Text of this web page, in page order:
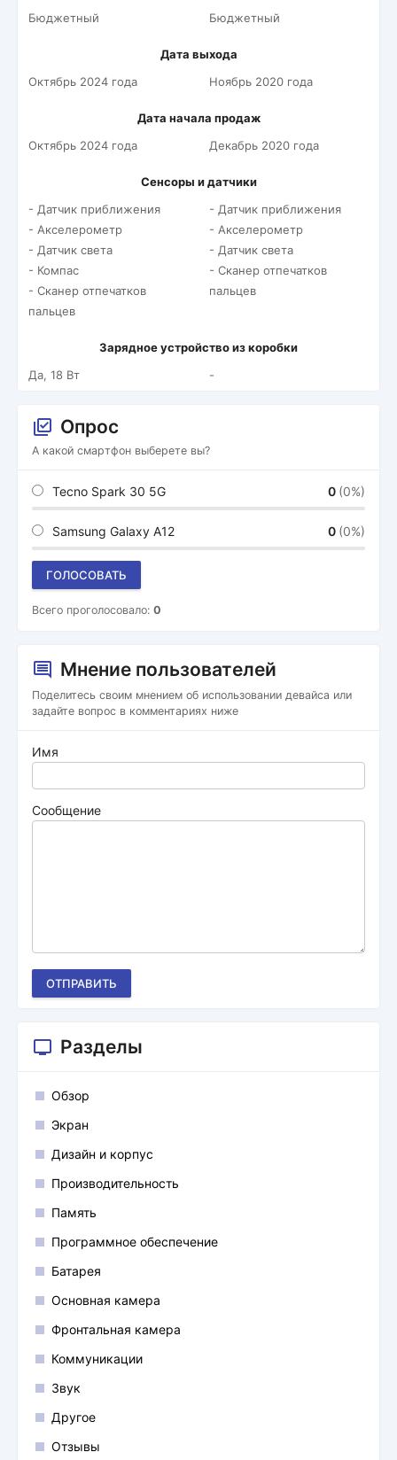
Бюджетный
Бюджетный
Дата выхода
Октябрь 2024 года
Ноябрь 2020 года
Дата начала продаж
Октябрь 2024 года
Декабрь 2020 года
Сенсоры и датчики
- Датчик приближения
- Акселерометр
- Датчик света
- Компас
- Сканер отпечатков
пальцев
- Датчик приближения
- Акселерометр
- Датчик света
- Сканер отпечатков
пальцев
Зарядное устройство из коробки
Да, 18 Вт
-
Опрос
А какой смартфон выберете вы?
Tecno Spark 30 5G 0 (0%)
Samsung Galaxy A12 0 (0%)
ГОЛОСОВАТЬ
Всего проголосовало: 0
Мнение пользователей
Поделитесь своим мнением об использовании девайса или
задайте вопрос в комментариях ниже
Имя
Сообщение
ОТПРАВИТЬ
Разделы
Обзор
Экран
Дизайн и корпус
Производительность
Память
Программное обеспечение
Батарея
Основная камера
Фронтальная камера
Коммуникации
Звук
Другое
Отзывы